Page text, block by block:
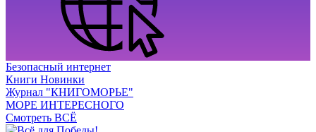
Безопасный интернет
Книги Новинки
Журнал "КНИГОМОРЬЕ"
МОРЕ ИНТЕРЕСНОГО
Смотреть ВСЁ